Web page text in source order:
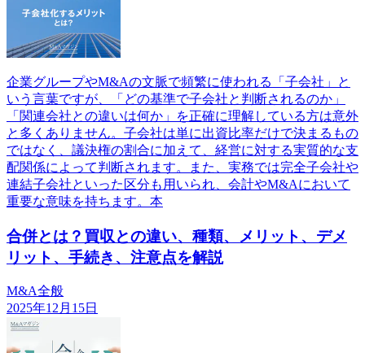
企業グループやM&Aの文脈で頻繁に使われる「子会社」と
いう言葉ですが、「どの基準で子会社と判断されるのか」
「関連会社との違いは何か」を正確に理解している方は意外
と多くありません。子会社は単に出資比率だけで決まるもの
ではなく、議決権の割合に加えて、経営に対する実質的な支
配関係によって判断されます。また、実務では完全子会社や
連結子会社といった区分も用いられ、会計やM&Aにおいて
重要な意味を持ちます。本
合併とは？買収との違い、種類、メリット、デメ
リット、手続き、注意点を解説
M&A全般
2025年12月15日